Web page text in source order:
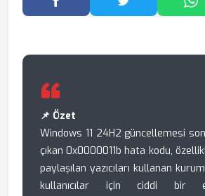
Facebook'ta Paylaş
Twitter'da
📌 Özet
Windows 11 24H2 güncellemesi
çıkan 0x0000011b hata kodu,
paylaşılan yazıcıları kullanan
kullanıcılar için ciddi bir